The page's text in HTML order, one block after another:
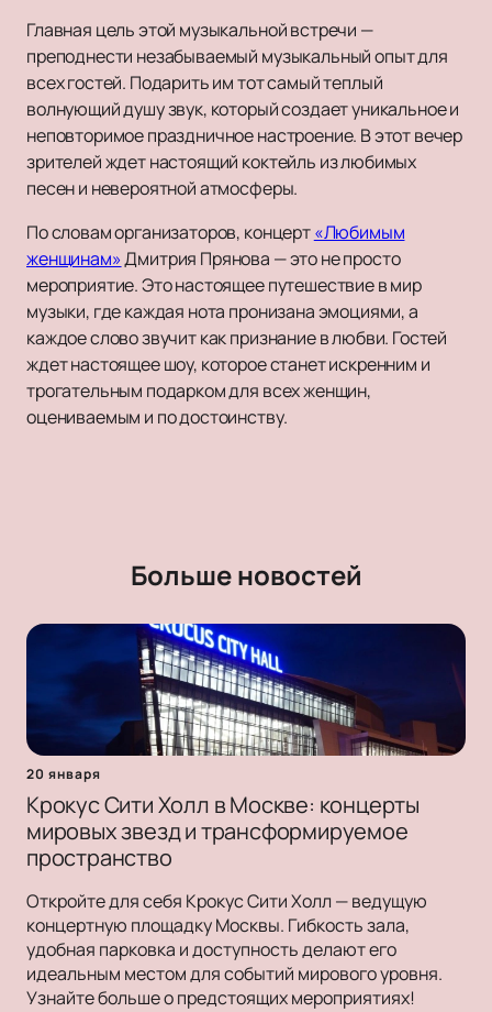
Главная цель этой музыкальной встречи —
преподнести незабываемый музыкальный опыт для
всех гостей. Подарить им тот самый теплый
волнующий душу звук, который создает уникальное и
неповторимое праздничное настроение. В этот вечер
зрителей ждет настоящий коктейль из любимых
песен и невероятной атмосферы.
По словам организаторов, концерт«Любимым
женщинам»Дмитрия Прянова — это не просто
мероприятие. Это настоящее путешествие в мир
музыки, где каждая нота пронизана эмоциями, а
каждое слово звучит как признание в любви. Гостей
ждет настоящее шоу, которое станет искренним и
трогательным подарком для всех женщин,
оцениваемым и по достоинству.
Больше новостей
20 января
Крокус Сити Холл в Москве: концерты
мировых звезд и трансформируемое
пространство
Откройте для себя Крокус Сити Холл — ведущую
концертную площадку Москвы. Гибкость зала,
удобная парковка и доступность делают его
идеальным местом для событий мирового уровня.
Узнайте больше о предстоящих мероприятиях!